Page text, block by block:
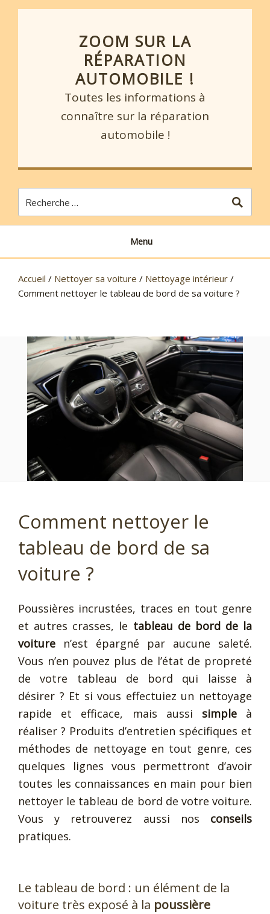
ZOOM SUR LA
RÉPARATION
AUTOMOBILE !
Toutes les informations à
connaître sur la réparation
automobile !
Menu
Accueil / Nettoyer sa voiture / Nettoyage intérieur /
Comment nettoyer le tableau de bord de sa voiture ?
Comment nettoyer le
tableau de bord de sa
voiture ?
Poussières incrustées, traces en tout genre
et autres crasses, le tableau de bord de la
voiture n’est épargné par aucune saleté.
Vous n’en pouvez plus de l’état de propreté
de votre tableau de bord qui laisse à
désirer ? Et si vous effectuiez un nettoyage
rapide et efficace, mais aussi simpleà
réaliser ? Produits d’entretien spécifiques et
méthodes de nettoyage en tout genre, ces
quelques lignes vous permettront d’avoir
toutes les connaissances en main pour bien
nettoyer le tableau de bord de votre voiture.
Vous y retrouverez aussi nos conseils
pratiques.
Le tableau de bord : un élément de la
voiture très exposé à la poussière